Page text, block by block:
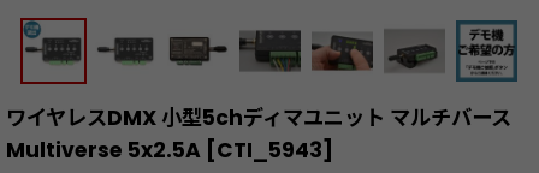
ワイヤレスDMX 小型5chディマユニット マルチバース
Multiverse 5x2.5A [CTI_5943]